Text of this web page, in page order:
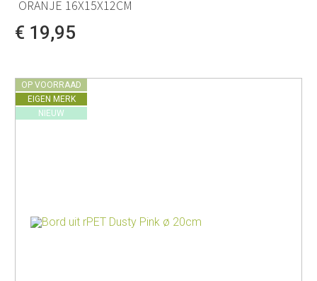
ORANJE 16X15X12CM
€ 19,95
OP VOORRAAD
EIGEN MERK
NIEUW